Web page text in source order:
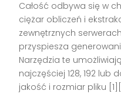
Całość odbywa się w
ciężar obliczeń i
zewnętrznych
przyspiesza
Narzędzia te
najczęściej 128, 192
jakość i rozmiar pliku